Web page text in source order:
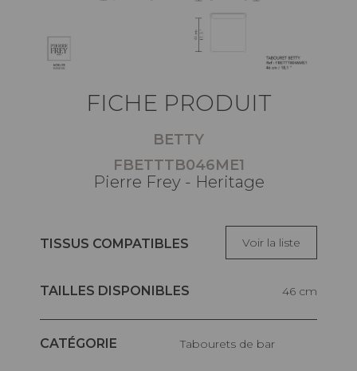
FICHE PRODUIT
BETTY
FBETTTB046ME1
Pierre Frey - Heritage
TISSUS COMPATIBLES Voir la liste
TAILLES DISPONIBLES 46 cm
CATÉGORIE Tabourets de bar